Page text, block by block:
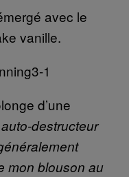
avec le
vanille.
d’une
destructeur
mon blouson au